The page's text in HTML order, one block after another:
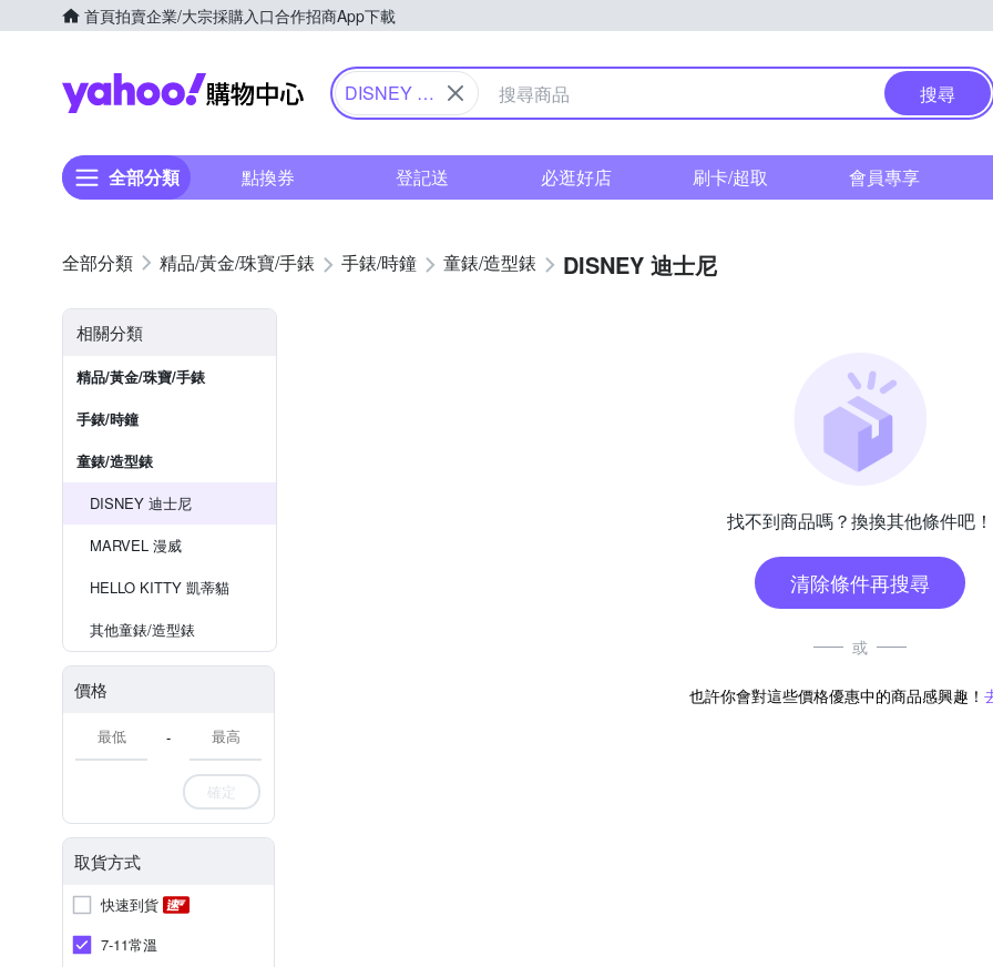
首頁拍賣企業/大宗採購入口合作招商App下載
Yahoo購物中心
DISNEY 迪
搜尋
全部分類 點換券 登記送 必逛好店 刷卡/超取 會員專享
精品/黃金/珠寶/手錶 手錶/時鐘 童錶/造型錶 DISNEY 迪士尼
相關分類
精品/黃金/珠寶/手錶
手錶/時鐘
童錶/造型錶
DISNEY 迪士尼
MARVEL 漫威
HELLO KITTY 凱蒂貓
其他童錶/造型錶
價格
-
確定
取貨方式
快速到貨
7-11常溫
找不到商品嗎？換換其他條件吧！
清除條件再搜尋
或
也許你會對這些價格優惠中的商品感興趣！